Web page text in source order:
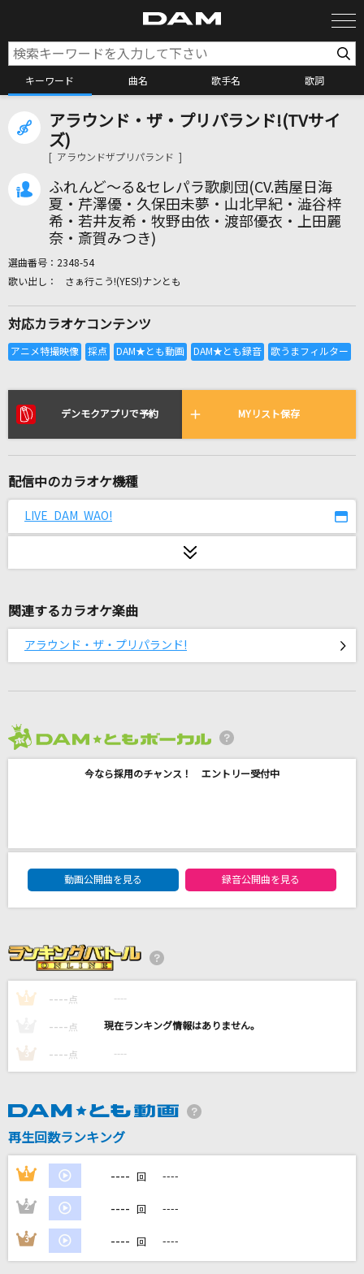
キーワード 曲名 歌手名 歌詞
カラオケ検索
カラオケ店舗検索
カラオケリクエスト
全国りれき
リアルタイムで歌われている曲の一覧
ロードオブメジャー
稲垣潤一
桃鈴ねね
[生音]お前はいずこ・・・。
[生音]人として
SUPER BEAVER
[生音]この恋はスクープされない
コレサワ
高橋真梨子
もっと見る
DAMの新曲・ランキングなど
DAMに会員登録・ログインして
自宅でカラオケ歌い放題！
アラウンド・ザ・プリパランド!(TVサイ
ズ)
[ アラウンドザプリパランド ]
ふれんど～る&セレパラ歌劇団(CV.茜屋日海
夏・芹澤優・久保田未夢・山北早紀・澁谷梓
希・若井友希・牧野由依・渡部優衣・上田麗
奈・斎賀みつき)
選曲番号： 2348-54
さぁ行こう!(YES!)ナンとも
対応カラオケコンテンツ
デンモクアプリで予約 MYリスト保存
配信中のカラオケ機種
LIVE DAM WAO!
関連するカラオケ楽曲
アラウンド・ザ・プリパランド!
今なら採用のチャンス！ エントリー受付中
DAM★ともボーカルエントリーランキング
動画公開曲を見る
録音公開曲を見る
1 ---- 点 ----
---- 点 ----
3 ---- 点 ----
再生回数ランキング
1 ---- 回 ----
2 ---- 回 ----
3 ---- 回 ----